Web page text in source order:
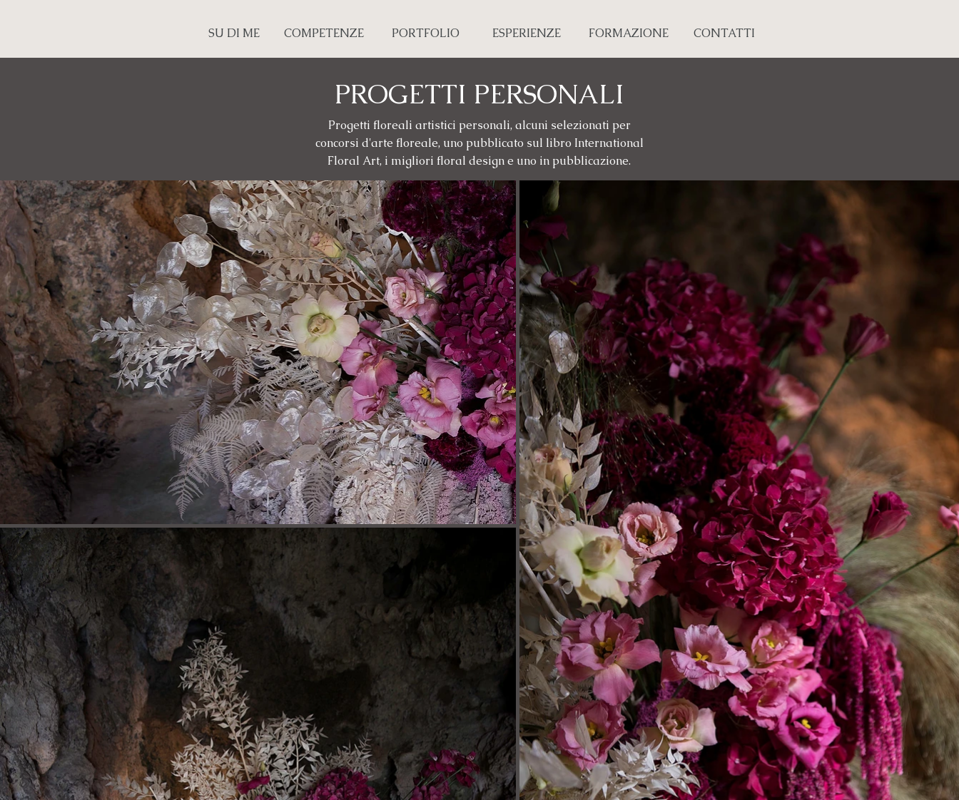
SU DI ME COMPETENZE PORTFOLIO ESPERIENZE FORMAZIONE CONTATTI
PROGETTI PERSONALI
Progetti floreali artistici personali, alcuni selezionati per
concorsi d'arte floreale, uno pubblicato sul libro International
Floral Art, i migliori floral design e uno in pubblicazione.